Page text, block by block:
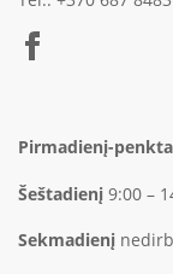
Pirmadienį-
Šeštadienį 9:00 –
Sekmadienį